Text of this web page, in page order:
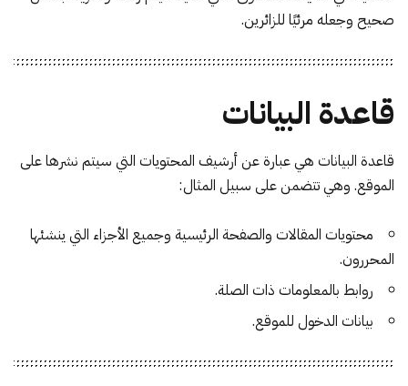
صحيح وجعله مرئيًا للزائرين.
قاعدة البيانات
قاعدة البيانات هي عبارة عن أرشيف المحتويات التي سيتم نشرها على
الموقع. وهي تتضمن على سبيل المثال:
محتويات المقالات والصفحة الرئيسية وجميع الأجزاء التي ينشئها
المحررون.
روابط بالمعلومات ذات الصلة.
بيانات الدخول للموقع.